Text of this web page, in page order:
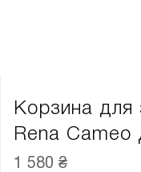
Корзина для
Rena Cameo
1 580 ₴